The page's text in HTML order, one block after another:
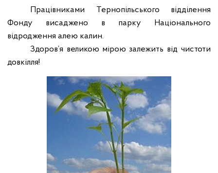
Працівниками Тернопільського відділення
Фонду висаджено в парку Національного
відродження алею калин.
Здоров’я великою мірою залежить від чистоти
довкілля!